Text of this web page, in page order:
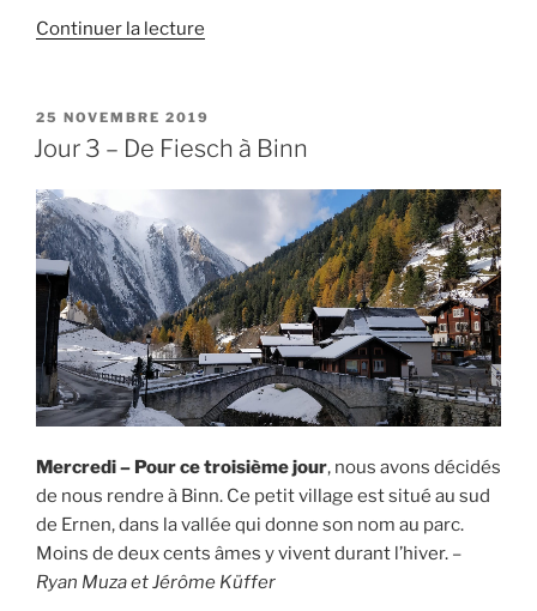
Continuer la lecture
–
Dernier
PUBLIÉ
LE
25 NOVEMBRE 2019
Jour 3 – De Fiesch à Binn
Mercredi – Pour ce troisième jour, nous avons décidés
de nous rendre à Binn. Ce petit village est situé au sud
de Ernen, dans la vallée qui donne son nom au parc.
Moins de deux cents âmes y vivent durant l’hiver. –
Ryan Muza et Jérôme Küffer